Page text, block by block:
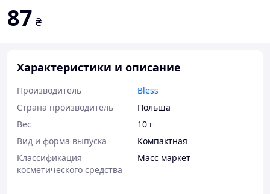
87 ₴
Характеристики и описание
Производитель
Bless
Страна производитель
Польша
Вес
10 г
Вид и форма выпуска
Компактная
Классификация
косметического средства
Масс маркет